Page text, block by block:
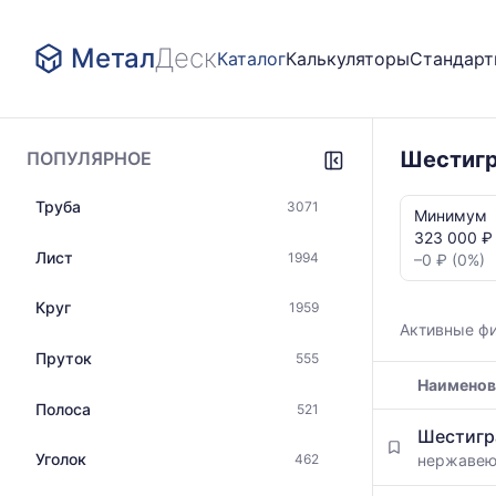
МеталДескКаталогКалькуляторы
ПОПУЛЯРНОЕ
Труба 3071
Лист 1994
Круг 1959
Пруток 555
Полоса 521
Уголок 462
динамика
цен:
AISI
431
Показаны
медианная
Минимум
323 000
–0 ₽ (0%)
Активные
цен
металлопрокат